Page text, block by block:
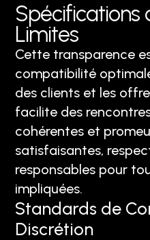
Spécifications
Limites
Cette transparence
compatibilité
des clients et les
facilite des
cohérentes et
satisfaisantes,
responsables pour
impliquées.
Standards de
Discrétion